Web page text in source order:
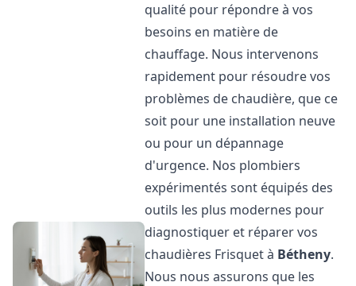
qualité pour répondre à vos
besoins en matière de
chauffage. Nous intervenons
rapidement pour résoudre vos
problèmes de chaudière, que ce
soit pour une installation neuve
ou pour un dépannage
d'urgence. Nos plombiers
expérimentés sont équipés des
outils les plus modernes pour
diagnostiquer et réparer vos
chaudières Frisquet à Bétheny.
Nous nous assurons que les